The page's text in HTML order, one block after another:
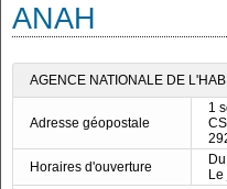
ANAH
AGENCE NATIONALE DE
Adresse géopostale
1
Horaires d'ouverture